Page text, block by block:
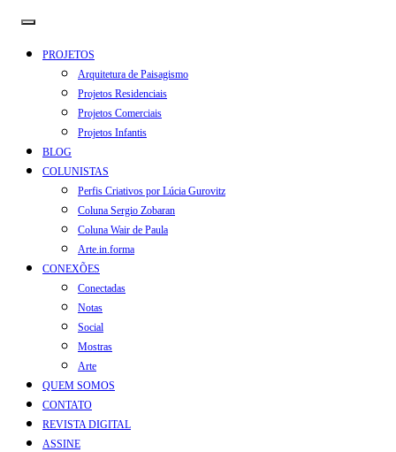
PROJETOS
Arquitetura de Paisagismo
Projetos Residenciais
Projetos Comerciais
Projetos Infantis
BLOG
COLUNISTAS
Perfis Criativos por Lúcia Gurovitz
Coluna Sergio Zobaran
Coluna Wair de Paula
Arte.in.forma
CONEXÕES
Conectadas
Notas
Social
Mostras
Arte
QUEM SOMOS
CONTATO
REVISTA DIGITAL
ASSINE